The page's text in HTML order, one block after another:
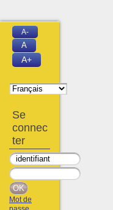
A-
A
A+
Se
connec
ter
Mot de